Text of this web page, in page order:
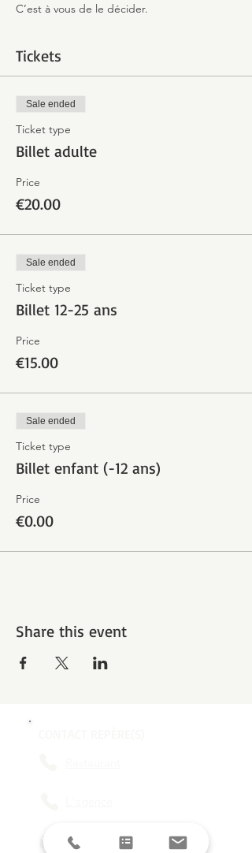
C’est à vous de le décider.
Tickets
Sale ended
Ticket type
Billet adulte
Price
€20.00
Sale ended
Ticket type
Billet 12-25 ans
Price
€15.00
Sale ended
Ticket type
Billet enfant (-12 ans)
Price
€0.00
Share this event
contact@reperes-lyon.fr